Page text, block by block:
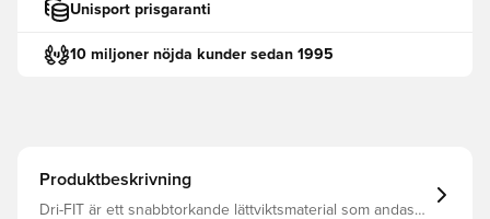
Unisport prisgaranti
10 miljoner nöjda kunder sedan 1995
Produktbeskrivning
Dri-FIT är ett snabbtorkande lättviktsmaterial som andas